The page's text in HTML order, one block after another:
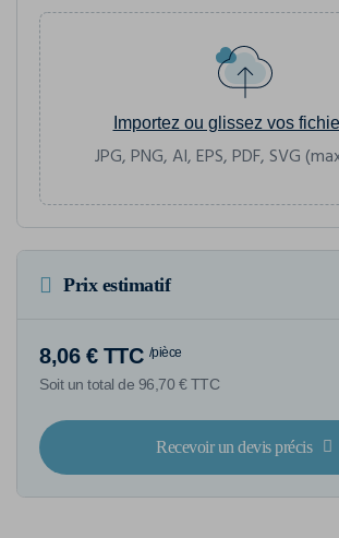
Importez ou glissez vos
JPG, PNG, AI, EPS, PDF, SVG
Prix estimatif
8,06 € TTC /pièce
Soit un total de 96,70 € TTC
Recevoir un devis précis